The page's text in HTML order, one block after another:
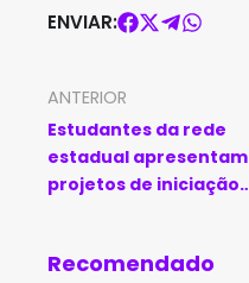
ENVIAR:
ANTERIOR
Estudantes da rede
estadual apresentam
projetos de iniciação
Recomendado